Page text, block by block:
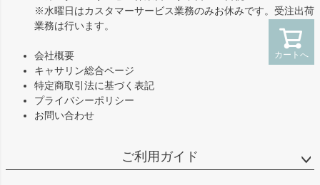
カートへ
※水曜日はカスタマーサービス業務のみお休みです。受注出荷
業務は行います。
会社概要
キャサリン総合ページ
特定商取引法に基づく表記
プライバシーポリシー
お問い合わせ
ご利用ガイド